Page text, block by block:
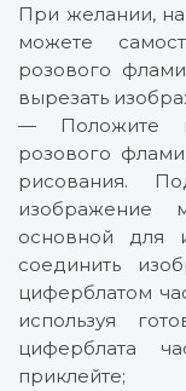
При желании, на
можете
розового
вырезать
— Положите
розового
рисования.
изображение
основной для
соединить
циферблатом
используя
циферблата
приклейте;